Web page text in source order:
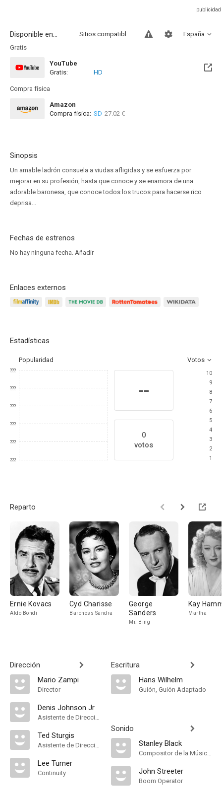
Disponible en... España
Sitios compatibles
Gratis
YouTube
Gratis:
HD
Compra física
Amazon
Compra física: SD 27.02 €
Sinopsis
Un amable ladrón consuela a viudas afligidas y se esfuerza por
mejorar en su profesión, hasta que conoce y se enamora de una
adorable baronesa, que conoce todos los trucos para hacerse rico
deprisa...
Fechas de estrenos
No hay ninguna fecha. Añadir
Enlaces externos
Estadísticas
Popularidad Votos
???
???
???
???
???
???
--
0
votos
10
9
8
7
6
5
4
3
2
1
Reparto
Ernie Kovacs
Aldo Bondi
Cyd Charisse
Baroness Sandra
George
Sanders
Mr. Bing
Kay
Martha
Dirección
Mario Zampi
Director
Denis Johnson Jr
Asistente de Dirección
Ted Sturgis
Asistente de Dirección
Lee Turner
Continuity
Escritura
Hans Wilhelm
Guión, Guión Adaptado
Sonido
Stanley Black
Compositor de la Música Original, Conductor
John Streeter
Boom Operator